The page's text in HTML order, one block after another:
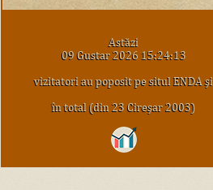
Astăzi
09 Gustar 2026 15:24:13
vizitatori au poposit pe situl ENDA şi
în total (din 23 Cireşar 2003)